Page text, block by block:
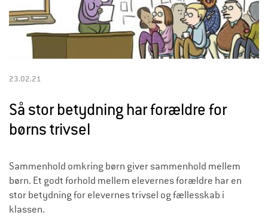
23.02.21
Så stor betydning har forældre for
børns trivsel
Sammenhold omkring børn giver sammenhold mellem
børn. Et godt forhold mellem elevernes forældre har en
stor betydning for elevernes trivsel og fællesskab i
klassen.